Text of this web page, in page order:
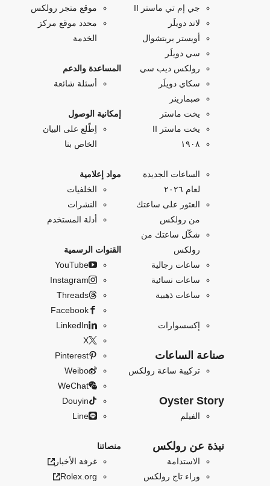
جي إم تي ماستر II
لاند دويلَر
أويستر بربتشوال
سي دويلَر
رولكس ديب سي
سكاي دويلَر
صبمارينر
يخت ماستر
يخت ماستر II
۱۹۰۸
الساعات الجديدة
لعام ٢٠٢٦
العثور على ساعتك
من رولكس
شكّل ساعتك من
رولكس
ساعات رجالية
ساعات نسائية
ساعات ذهبية
إكسسوارات
صناعة الساعات
تركيبة ساعة رولكس
Oyster Story
الفيلم
نبذة عن رولكس
الاستدامة
وراء تاج رولكس
موقع متجر رولكس
محدد موقع مركز
الخدمة
المساعدة والدعم
أسئلة شائعة
إمكانية الوصول
اِطّلع على البيان
الخاص بنا
مواد إعلامية
الخلفيات
النشرات
أدلة المستخدم
القنوات الرسمية
YouTube
Instagram
Threads
Facebook
LinkedIn
X
Pinterest
Weibo
WeChat
Douyin
Line
منصاتنا
غرفة الأخبار
Rolex.org